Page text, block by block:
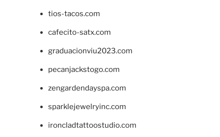
tios-tacos.com
cafecito-satx.com
graduacionviu2023.com
pecanjackstogo.com
zengardendayspa.com
sparklejewelryinc.com
ironcladtattoostudio.com